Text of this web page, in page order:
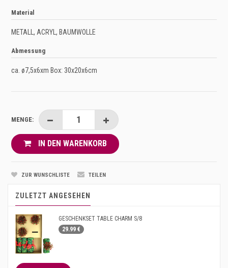
Material
METALL, ACRYL, BAUMWOLLE
Abmessung
ca. ø7,5x6xm Box: 30x20x6cm
MENGE:
IN DEN WARENKORB
ZUR WUNSCHLISTE TEILEN
ZULETZT ANGESEHEN
GESCHENKSET TABLE CHARM S/8
29.99 €